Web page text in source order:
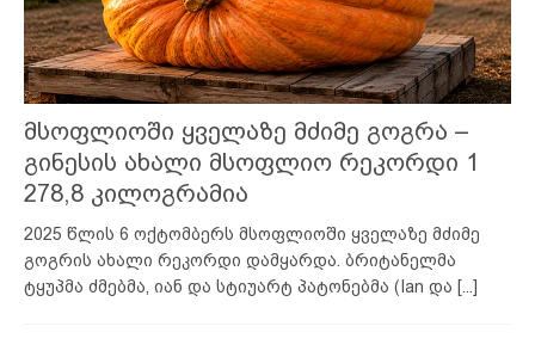
მსოფლიოში ყველაზე მძიმე გოგრა –
გინესის ახალი მსოფლიო რეკორდი 1
278,8 კილოგრამია
2025 წლის 6 ოქტომბერს მსოფლიოში ყველაზე მძიმე
გოგრის ახალი რეკორდი დამყარდა. ბრიტანელმა
ტყუპმა ძმებმა, იან და სტიუარტ პატონებმა (Ian და [...]